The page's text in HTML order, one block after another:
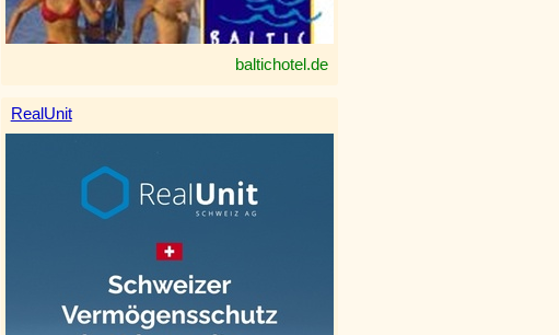
baltichotel.de
RealUnit